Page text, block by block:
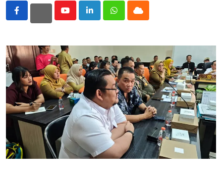
YoutubeLinkedInWhatsappCloud